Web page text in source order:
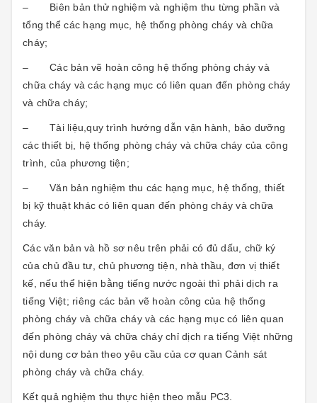
– Biên bản thử nghiệm và nghiệm thu từng phần và
tổng thể các hạng mục, hệ thống phòng cháy và chữa
cháy;
– Các bản vẽ hoàn công hệ thống phòng cháy và
chữa cháy và các hạng mục có liên quan đến phòng cháy
và chữa cháy;
– Tài liệu,quy trình hướng dẫn vận hành, bảo dưỡng
các thiết bị, hệ thống phòng cháy và chữa cháy của công
trình, của phương tiện;
– Văn bản nghiệm thu các hạng mục, hệ thống, thiết
bị kỹ thuật khác có liên quan đến phòng cháy và chữa
cháy.
Các văn bản và hồ sơ nêu trên phải có đủ dấu, chữ ký
của chủ đầu tư, chủ phương tiện, nhà thầu, đơn vị thiết
kế, nếu thể hiện bằng tiếng nước ngoài thì phải dịch ra
tiếng Việt; riêng các bản vẽ hoàn công của hệ thống
phòng cháy và chữa cháy và các hạng mục có liên quan
đến phòng cháy và chữa cháy chỉ dịch ra tiếng Việt những
nội dung cơ bản theo yêu cầu của cơ quan Cảnh sát
phòng cháy và chữa cháy.
Kết quả nghiệm thu thực hiện theo mẫu PC3.